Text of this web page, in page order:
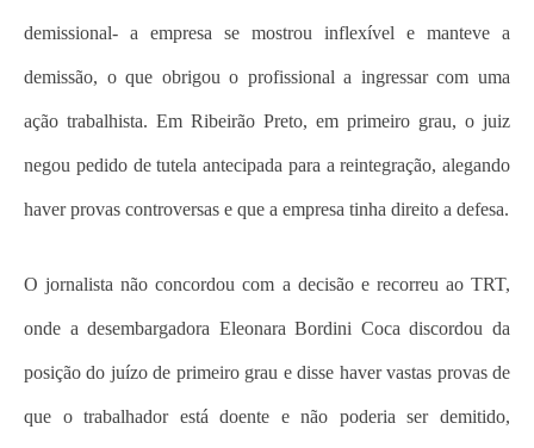
demissional- a empresa se mostrou inflexível e manteve a
demissão, o que obrigou o profissional a ingressar com uma
ação trabalhista. Em Ribeirão Preto, em primeiro grau, o juiz
negou pedido de tutela antecipada para a reintegração, alegando
haver provas controversas e que a empresa tinha direito a defesa.
O jornalista não concordou com a decisão e recorreu ao TRT,
onde a desembargadora Eleonara Bordini Coca discordou da
posição do juízo de primeiro grau e disse haver vastas provas de
que o trabalhador está doente e não poderia ser demitido,